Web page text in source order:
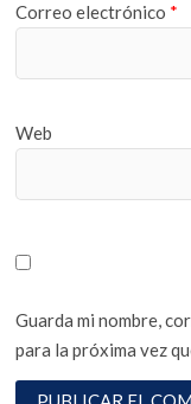
Correo electrónico *
Web
Guarda mi nombre,
para la próxima vez